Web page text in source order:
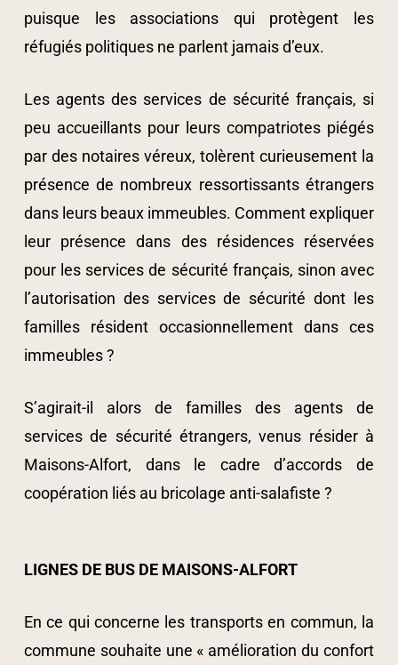
puisque les associations qui protègent les
réfugiés politiques ne parlent jamais d’eux.
Les agents des services de sécurité français, si
peu accueillants pour leurs compatriotes piégés
par des notaires véreux, tolèrent curieusement la
présence de nombreux ressortissants étrangers
dans leurs beaux immeubles. Comment expliquer
leur présence dans des résidences réservées
pour les services de sécurité français, sinon avec
l’autorisation des services de sécurité dont les
familles résident occasionnellement dans ces
immeubles ?
S’agirait-il alors de familles des agents de
services de sécurité étrangers, venus résider à
Maisons-Alfort, dans le cadre d’accords de
coopération liés au bricolage anti-salafiste ?
LIGNES DE BUS DE MAISONS-ALFORT
En ce qui concerne les transports en commun, la
commune souhaite une « amélioration du confort